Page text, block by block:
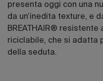
presenta oggi con una
da un’inedita texture, e
BREATHAIR® resistente
riciclabile, che si adatta
della seduta.